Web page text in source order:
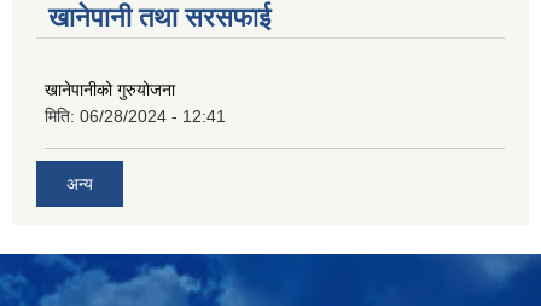
खानेपानी तथा सरसफाई
खानेपानीको गुरुयोजना
मिति: 06/28/2024 - 12:41
अन्य